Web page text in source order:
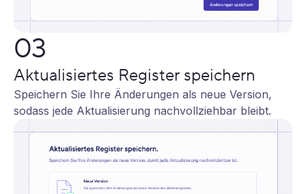
03
Aktualisiertes Register speichern
Speichern Sie Ihre Änderungen als neue Version,
sodass jede Aktualisierung nachvollziehbar bleibt.